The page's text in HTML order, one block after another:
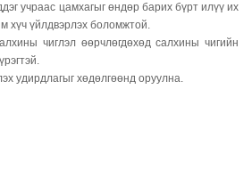
учраас цамхагыг өндөр барих бүрт илүү их
хүч үйлдвэрлэх боломжтой.
чиглэл өөрчлөгдөхөд салхины чигийн
удирдлагыг хөдөлгөөнд оруулна.